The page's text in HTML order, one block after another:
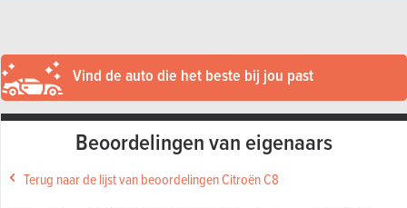
Vind de auto die het beste bij jou past
Beoordelingen van eigenaars
Terug naar de lijst van beoordelingen Citroën C8